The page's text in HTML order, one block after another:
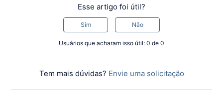
Esse artigo foi útil?
Sim Não
Usuários que acharam isso útil: 0 de 0
Tem mais dúvidas? Envie uma solicitação